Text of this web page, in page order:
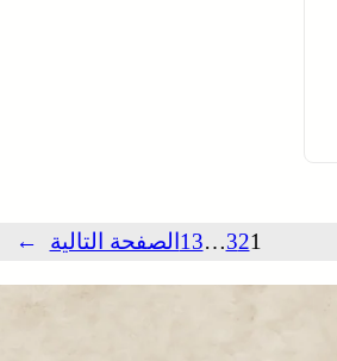
1
2
3
…
13 الصفحة التالية →